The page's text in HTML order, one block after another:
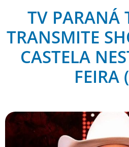
TV PARANÁ
TRANSMITE
CASTELA
FEIRA